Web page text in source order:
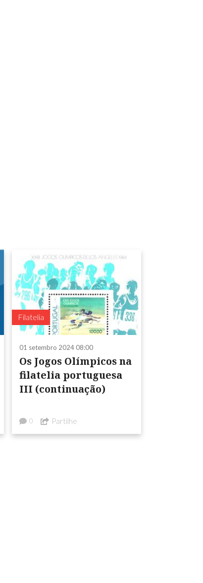
Filatelia
01 setembro 2024 08:00
Os Jogos Olímpicos na
filatelia portuguesa
III (continuação)
0 Partilhe